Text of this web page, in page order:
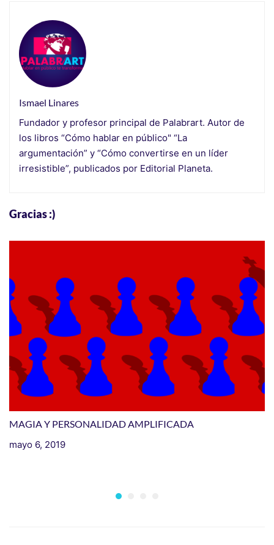
Ismael Linares
Fundador y profesor principal de Palabrart. Autor de
los libros “Cómo hablar en público" “La
argumentación” y “Cómo convertirse en un líder
irresistible”, publicados por Editorial Planeta.
Gracias :)
MAGIA Y PERSONALIDAD AMPLIFICADA
mayo 6, 2019